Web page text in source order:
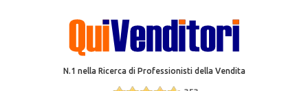
N.1 nella Ricerca di Professionisti della Vendita